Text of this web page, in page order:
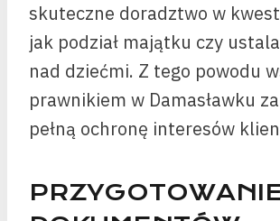
skuteczne doradztwo w
jak podział majątku czy
nad dziećmi. Z tego powodu
prawnikiem w Damasławku
pełną ochronę interesów